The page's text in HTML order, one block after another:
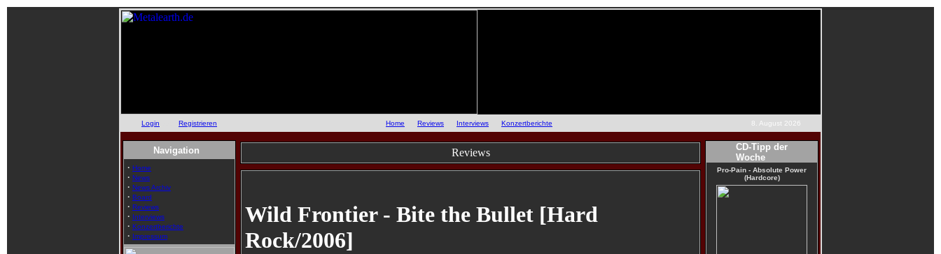
Login Registrieren Home Reviews Interviews Konzertberichte 8. August 2026
Navigation
· Home
· News
· News Archiv
· Board
· Reviews
· Interviews
· Konzertberichte
· Impressum
Reviews
Wild Frontier - Bite the Bullet [Hard
Rock/2006]
CD-Tipp der
Woche
Pro-Pain - Absolute Power
(Hardcore)